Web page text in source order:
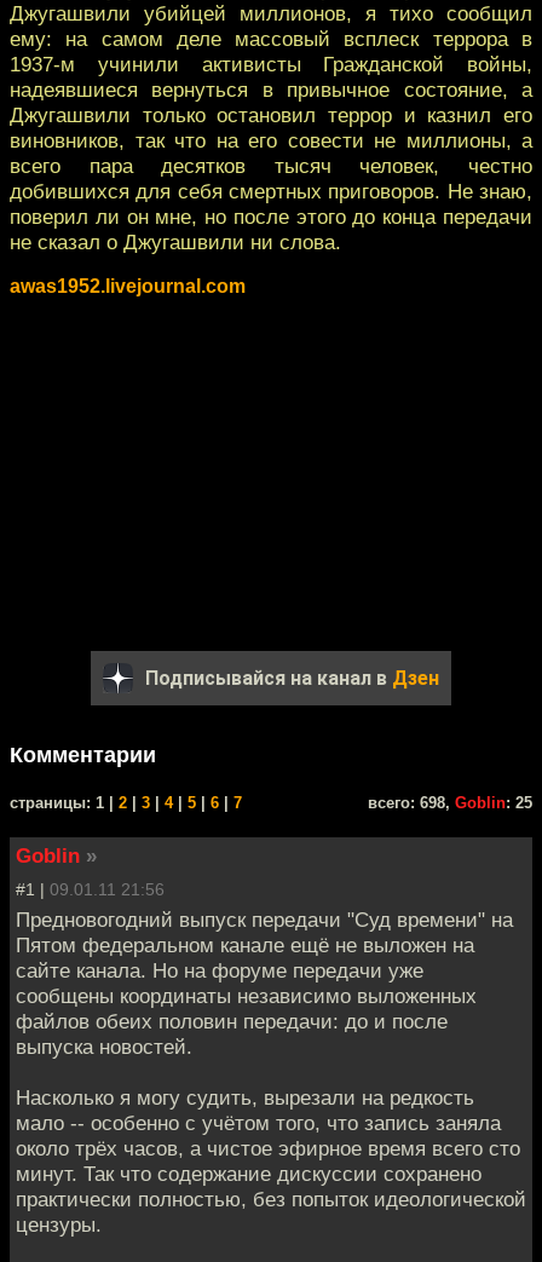
Джугашвили убийцей миллионов, я тихо сообщил
ему: на самом деле массовый всплеск террора в
1937-м учинили активисты Гражданской войны,
надеявшиеся вернуться в привычное состояние, а
Джугашвили только остановил террор и казнил его
виновников, так что на его совести не миллионы, а
всего пара десятков тысяч человек, честно
добившихся для себя смертных приговоров. Не знаю,
поверил ли он мне, но после этого до конца передачи
не сказал о Джугашвили ни слова.
awas1952.livejournal.com
Подписывайся на канал в Дзен
Комментарии
cтраницы: 1 | 2 3 4| 5 6 7 всего: 698, Goblin: 25
Goblin »
#1 | 09.01.11 21:56
Предновогодний выпуск передачи "Суд времени" на
Пятом федеральном канале ещё не выложен на
сайте канала. Но на форуме передачи уже
сообщены координаты независимо выложенных
файлов обеих половин передачи: до и после
выпуска новостей.
Насколько я могу судить, вырезали на редкость
мало -- особенно с учётом того, что запись заняла
около трёх часов, а чистое эфирное время всего сто
минут. Так что содержание дискуссии сохранено
практически полностью, без попыток идеологической
цензуры.